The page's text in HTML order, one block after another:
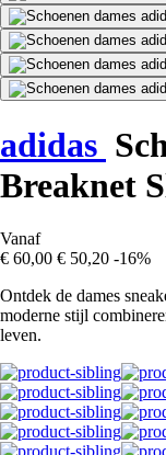
adidas
Breaknet
Vanaf
€ 60,00 € 50,20 -16%
Ontdek de dames
moderne stijl
leven.